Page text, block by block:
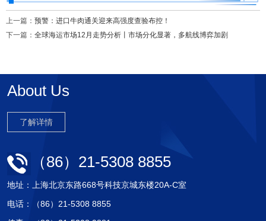
上一篇： 预警：进口牛肉通关迎来高强度查验布控！
下一篇： 全球海运市场12月走势分析丨市场分化显著，多航线博弈加剧
About Us
了解详情
（86）21-5308 8855
地址：上海北京东路668号科技京城东楼20A-C室
电话：（86）21-5308 8855